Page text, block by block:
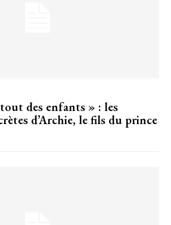
des enfants » : les
d’Archie, le fils du prince